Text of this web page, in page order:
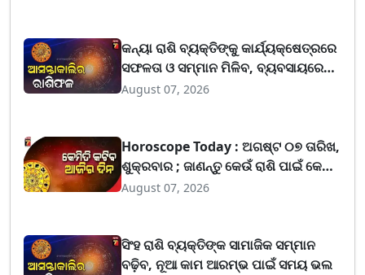
କନ୍ୟା ରାଶି ବ୍ୟକ୍ତିଙ୍କୁ କାର୍ଯ୍ୟକ୍ଷେତ୍ରରେ
ସଫଳତା ଓ ସମ୍ମାନ ମିଳିବ, ବ୍ୟବସାୟରେ
ଲାଭ ବଢ଼ିପାରେ
August 07, 2026
Horoscope Today : ଅଗଷ୍ଟ ୦୭ ତାରିଖ,
ଶୁକ୍ରବାର ; ଜାଣନ୍ତୁ କେଉଁ ରାଶି ପାଇଁ କେମିତି
ରହିବ ଆଜିର ଦିନ
August 07, 2026
ସିଂହ ରାଶି ବ୍ୟକ୍ତିଙ୍କ ସାମାଜିକ ସମ୍ମାନ
ବଢ଼ିବ, ନୂଆ କାମ ଆରମ୍ଭ ପାଇଁ ସମୟ ଭଲ